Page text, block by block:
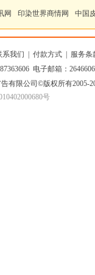
网 印染世界商情网 中国
系我们 付款方式
服务条
电子邮箱：
有限公司 ©版权所有2005-
号